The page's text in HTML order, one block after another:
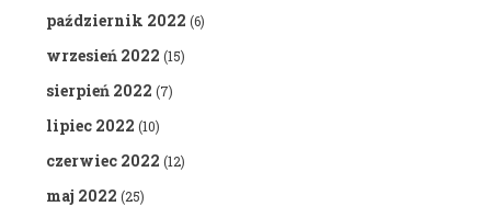
październik 2022 (6)
wrzesień 2022 (15)
sierpień 2022 (7)
lipiec 2022 (10)
czerwiec 2022 (12)
maj 2022 (25)